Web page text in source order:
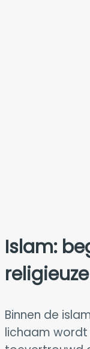
Islam:
Binnen de
lichaam wordt